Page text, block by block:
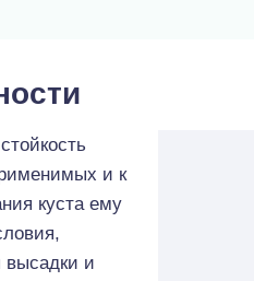
и к
куста ему
высадки и